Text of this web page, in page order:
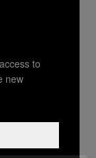
dlatego
trapić
i bez
to
new